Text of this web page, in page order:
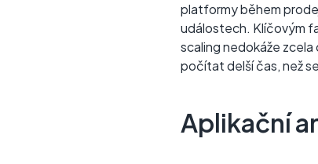
platformy během
událostech. Klíčovým
scaling nedokáže
počítat delší čas, než
Aplikační